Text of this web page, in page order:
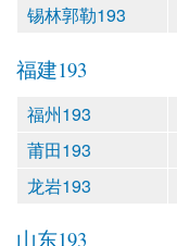
锡林郭勒193
福建193
福州193
莆田193
龙岩193
山东193